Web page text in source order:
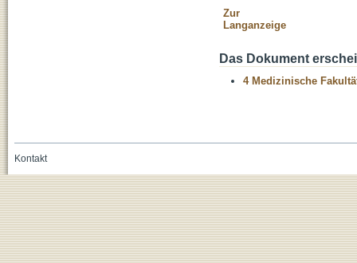
Zur
Langanzeige
Das Dokument
4 Medizinische
Kontakt